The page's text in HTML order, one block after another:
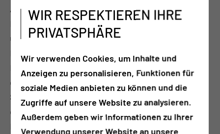
Asthma bronchiale), interstitielle
Lungenerkrankungen (Lungengerüsterkrankungen)
und bösartige Tumoren der Bronchien und der
Lunge nach den neuesten medizinischen
Kenntnissen behandelt. Seit den 1990er Jahren ist
die Lungenklinik Cottbus gleichzeitig auch ein
Sarkoidosezentrum für pulmonale und
extrapulmonale Formen. Ein weiteres großes
Behandlungsfeld stellen die pulmonalen
WIR RESPEKTIEREN IHRE
PRIVATSPHÄRE
Wir verwenden Cookies, um Inhalte und
Anzeigen zu personalisieren, Funktionen für
soziale Medien anbieten zu können und die
Zugriffe auf unsere Website zu analysieren.
Außerdem geben wir Informationen zu Ihrer
Verwendung unserer Website an unsere